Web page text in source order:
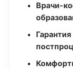
Врачи-